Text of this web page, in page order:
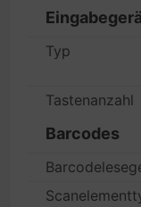
Typ
Tastenanzahl
Barcodes